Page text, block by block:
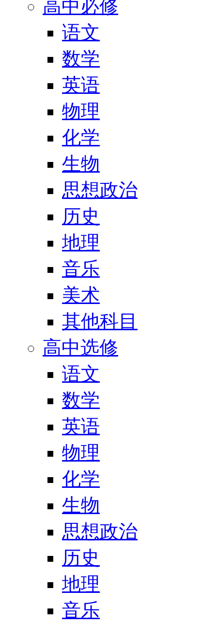
高中必修
语文
数学
英语
物理
化学
生物
思想政治
历史
地理
音乐
美术
其他科目
高中选修
语文
数学
英语
物理
化学
生物
思想政治
历史
地理
音乐